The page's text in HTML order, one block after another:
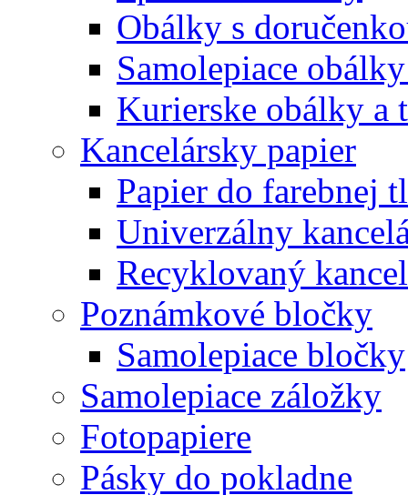
Obálky s
Samolepiace
Kurierske obálky a
Kancelársky papier
Papier do farebnej
Univerzálny
Recyklovaný
Poznámkové bločky
Samolepiace bločky
Samolepiace záložky
Fotopapiere
Pásky do pokladne